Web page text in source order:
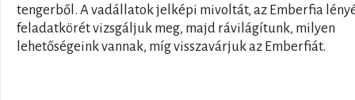
tengerből. A vadállatok jelképi mivoltát, az Emberfia
feladatkörét vizsgáljuk meg, majd rávilágítunk, milyen
lehetőségeink vannak, míg visszavárjuk az Emberfiát.